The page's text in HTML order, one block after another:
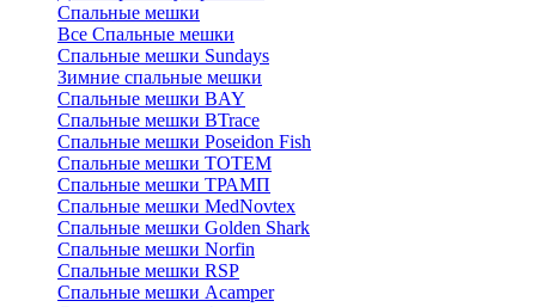
Спальные мешки
Все Спальные мешки
Спальные мешки Sundays
Зимние спальные мешки
Спальные мешки BAY
Спальные мешки BTrace
Спальные мешки Poseidon Fish
Спальные мешки ТОТЕМ
Спальные мешки ТРАМП
Cпальные мешки MedNovtex
Спальные мешки Golden Shark
Спальные мешки Norfin
Спальные мешки RSP
Спальные мешки Acamper